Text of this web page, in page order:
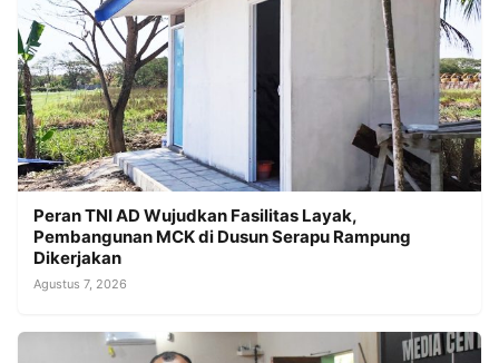
Peran TNI AD Wujudkan Fasilitas Layak,
Pembangunan MCK di Dusun Serapu Rampung
Dikerjakan
Agustus 7, 2026